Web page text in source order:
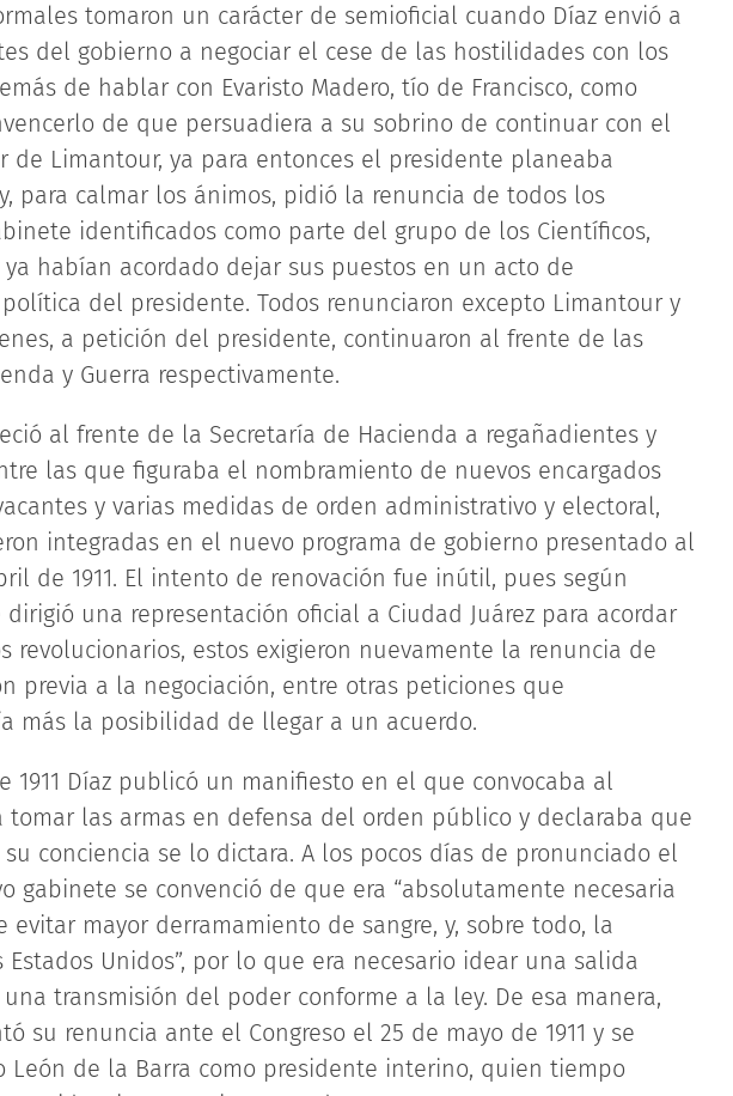
tomaron un carácter de semioficial cuando Díaz envió a
del gobierno a negociar el cese de las hostilidades con los
de hablar con Evaristo Madero, tío de Francisco, como
de que persuadiera a su sobrino de continuar con el
de Limantour, ya para entonces el presidente planeaba
para calmar los ánimos, pidió la renuncia de todos los
identificados como parte del grupo de los Científicos,
habían acordado dejar sus puestos en un acto de
del presidente. Todos renunciaron excepto Limantour y
a petición del presidente, continuaron al frente de las
y Guerra respectivamente.
al frente de la Secretaría de Hacienda a regañadientes y
las que figuraba el nombramiento de nuevos encargados
y varias medidas de orden administrativo y electoral,
integradas en el nuevo programa de gobierno presentado al
de 1911. El intento de renovación fue inútil, pues según
una representación oficial a Ciudad Juárez para acordar
revolucionarios, estos exigieron nuevamente la renuncia de
previa a la negociación, entre otras peticiones que
más la posibilidad de llegar a un acuerdo.
1911 Díaz publicó un manifiesto en el que convocaba al
tomar las armas en defensa del orden público y declaraba que
conciencia se lo dictara. A los pocos días de pronunciado el
gabinete se convenció de que era “absolutamente necesaria
evitar mayor derramamiento de sangre, y, sobre todo, la
Unidos”, por lo que era necesario idear una salida
una transmisión del poder conforme a la ley. De esa manera,
su renuncia ante el Congreso el 25 de mayo de 1911 y se
León de la Barra como presidente interino, quien tiempo